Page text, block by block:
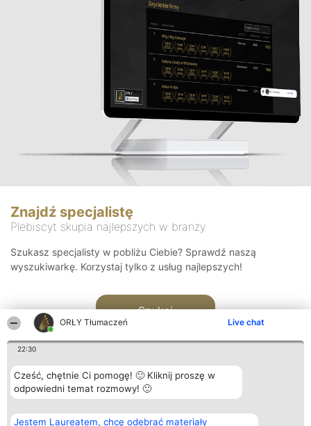
ORŁY Tłumaczeń Live chat
22:30
Cześć, chętnie Ci pomogę! 🙂 Kliknij proszę w
odpowiedni temat rozmowy! 🙂
Jestem Laureatem, chcę odebrać materiały
Znajdź specjalistę
Plebiscyt skupia najlepszych w branży
Szukasz specjalisty w pobliżu Ciebie? Sprawdź naszą
wyszukiwarkę. Korzystaj tylko z usług najlepszych!
Szukaj
Organizator plebiscytu
Bright Side Solutions sp. z o.
Plebiscyt
Laureaci
Kontakt
Kontakt